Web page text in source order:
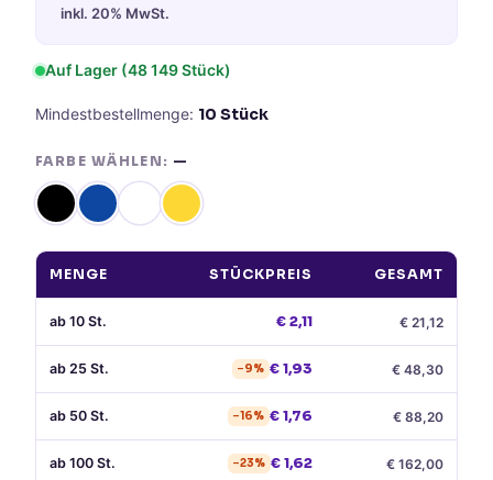
inkl. 20% MwSt.
Auf Lager (48 149 Stück)
Mindestbestellmenge: 10 Stück
FARBE WÄHLEN: —
MENGE STÜCKPREIS GESAMT
ab 10 St. €2,11 € 21,12
ab 25 St. −9% €1,93 € 48,30
ab 50 St. −16% €1,76 € 88,20
ab 100 St. −23% €1,62 € 162,00